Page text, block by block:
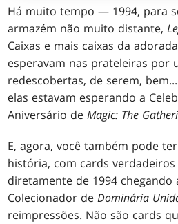
Há muito tempo — 1994, para
armazém não muito distante,
Caixas e mais caixas da
esperavam nas prateleiras por
redescobertas, de serem,
elas estavam esperando a
Aniversário deMagic: The
E, agora, você também pode
história, com cards
diretamente de 1994 chegando
Colecionador deDominária
reimpressões. Não são cards